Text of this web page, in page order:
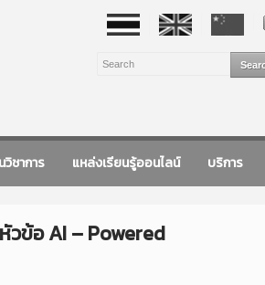
วิชาการ แหล่งเรียนรู้ออนไลน์ บริการ
ข้อ AI – Powered